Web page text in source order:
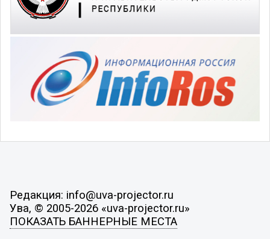
Редакция: info@uva-projector.ru
Ува, © 2005-2026 «uva-projector.ru»
ПОКАЗАТЬ БАННЕРНЫЕ МЕСТА